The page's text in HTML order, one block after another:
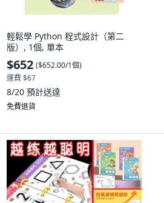
輕鬆學 Python 程式設計（第二
版）, 1個, 單本
$652 ($652.00/1個)
運費 $67
8/20 預計送達
免費退貨